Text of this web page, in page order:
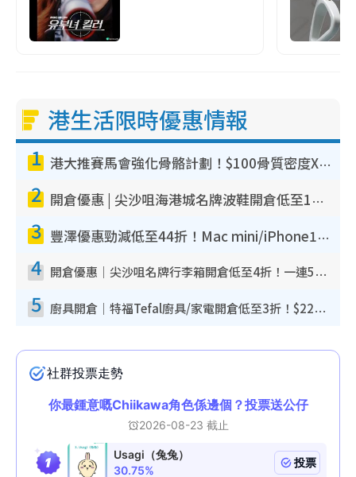
港生活限時優惠情報
1 港大推賽馬會強化骨骼計劃！$100骨質密度X光檢查 完成免費運動訓練送超市禮券！附參加資格
2 開倉優惠 | 尖沙咀海港城名牌波鞋開倉低至1折！On鞋$899起／Joy&Peace鞋履$98起
3 豐澤優惠勁減低至44折！Mac mini/iPhone17Pro大減價！廚房家電$220起
4 開倉優惠｜尖沙咀名牌行李箱開倉低至4折！一連5日 American Tourister/ace./Hallmark $200起！
5 廚具開倉｜特福Tefal廚具/家電開倉低至3折！$220起買平底鍋/炒鑊/湯煲！電飯煲/吸塵機/燙斗$418起